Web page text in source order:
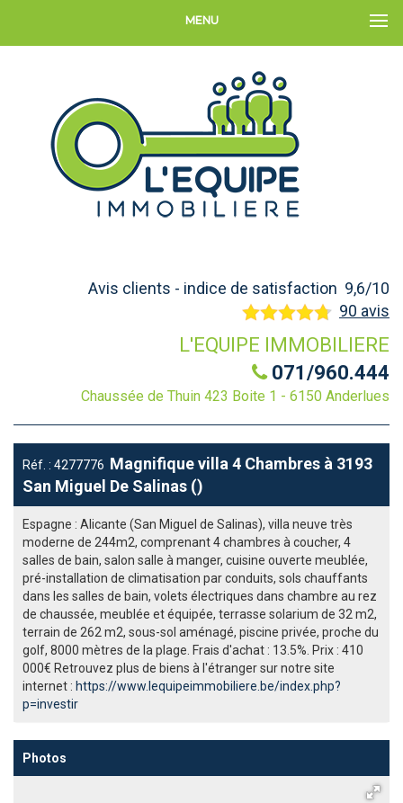
MENU
Avis clients - indice de satisfaction 9,6/10
90 avis
L'EQUIPE IMMOBILIERE
071/960.444
Chaussée de Thuin 423 Boite 1 - 6150 Anderlues
Réf. : 4277776 Magnifique villa 4 Chambres à 3193
San Miguel De Salinas ()
Espagne : Alicante (San Miguel de Salinas), villa neuve très
moderne de 244m2, comprenant 4 chambres à coucher, 4
salles de bain, salon salle à manger, cuisine ouverte meublée,
pré-installation de climatisation par conduits, sols chauffants
dans les salles de bain, volets électriques dans chambre au rez
de chaussée, meublée et équipée, terrasse solarium de 32 m2,
terrain de 262 m2, sous-sol aménagé, piscine privée, proche du
golf, 8000 mètres de la plage. Frais d'achat : 13.5%. Prix : 410
000€ Retrouvez plus de biens à l'étranger sur notre site
internet : https://www.lequipeimmobiliere.be/index.php?
p=investir
Photos